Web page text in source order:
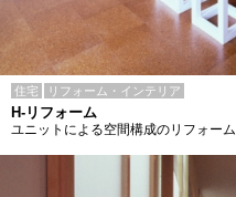
住宅 リフォーム・インテリア
H-リフォーム
ユニットによる空間構成のリフォーム